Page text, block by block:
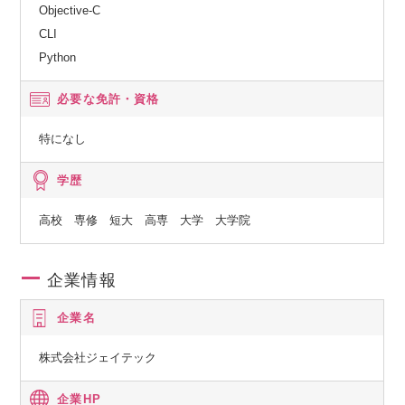
Objective-C
CLI
Python
必要な免許・資格
特になし
学歴
高校 専修 短大 高専 大学 大学院
企業情報
企業名
株式会社ジェイテック
企業HP